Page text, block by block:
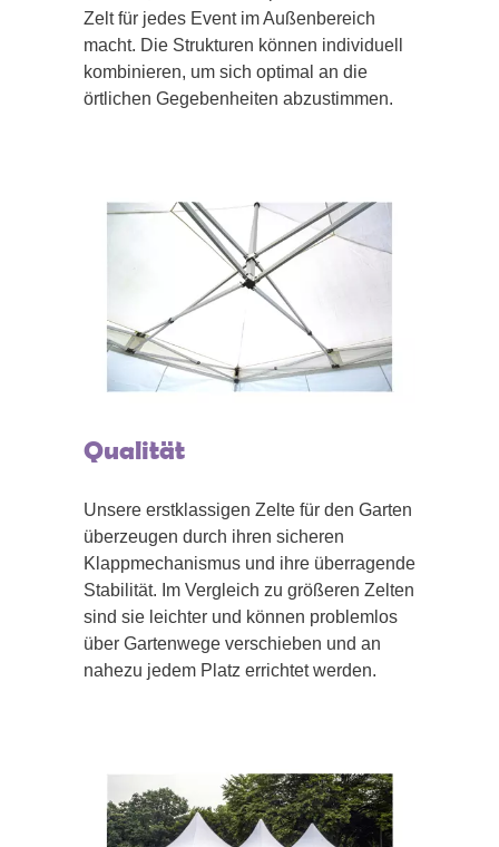
Zelt für jedes Event im Außenbereich
macht. Die Strukturen können individuell
kombinieren, um sich optimal an die
örtlichen Gegebenheiten abzustimmen.
Qualität
Unsere erstklassigen Zelte für den Garten
überzeugen durch ihren sicheren
Klappmechanismus und ihre überragende
Stabilität. Im Vergleich zu größeren Zelten
sind sie leichter und können problemlos
über Gartenwege verschieben und an
nahezu jedem Platz errichtet werden.